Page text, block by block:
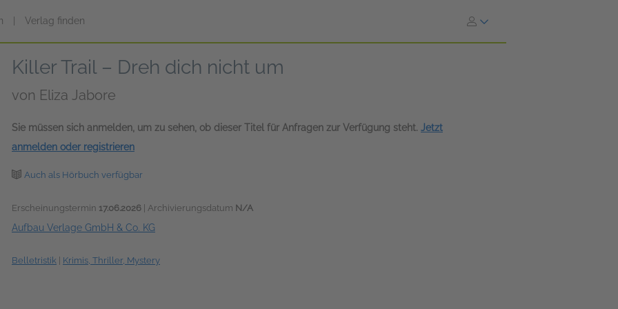
Verlag finden
Killer Trail – Dreh dich nicht um
von Eliza Jabore
Sie müssen sich anmelden, um zu sehen, ob dieser Titel für Anfragen zur Verfügung steht. Jetzt
anmelden oder registrieren
Auch als Hörbuch verfügbar
Erscheinungstermin 17.06.2026 | Archivierungsdatum N/A
Aufbau Verlage GmbH & Co. KG
Belletristik Krimis, Thriller, Mystery